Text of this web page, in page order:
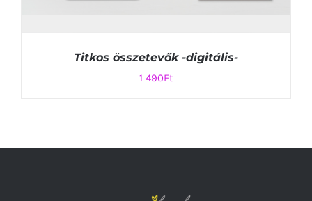
Titkos összetevők -digitális-
1 490Ft